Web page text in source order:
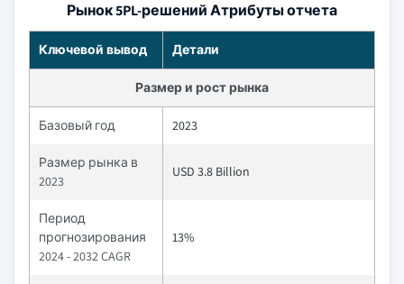
Рынок 5PL-решений Атрибуты отчета
Ключевой вывод Детали
Размер и рост рынка
Базовый год 2023
Размер рынка в
2023
USD 3.8 Billion
Период
прогнозирования
2024 - 2032 CAGR
13%